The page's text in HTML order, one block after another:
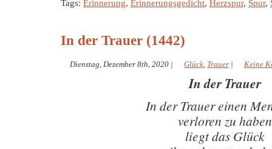
Tags: Erinnerung, Erinnerungsgedicht, Herzspur, Spur,
In der Trauer (1442)
Dienstag, Dezember 8th, 2020 | Glück, Trauer | Keine
In der Trauer
In der Trauer einen
verloren zu haben
liegt das Glück